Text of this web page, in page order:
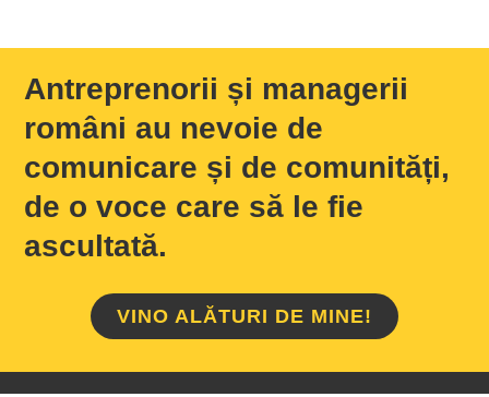
Antreprenorii și managerii
români au nevoie de
comunicare și de comunități,
de o voce care să le fie
ascultată.
VINO ALĂTURI DE MINE!